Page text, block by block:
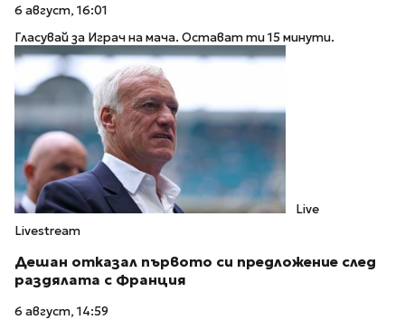
6 август, 16:01
Гласувай за Играч на мача. Остават ти 15 минути.
Live
Livestream
Дешан отказал първото си предложение след
раздялата с Франция
6 август, 14:59